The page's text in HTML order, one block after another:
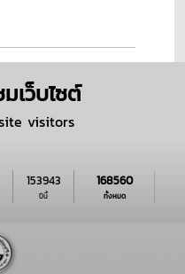
เว็บไซต์
visitors
ปีนี้
153943
ทั้งหมด
168560